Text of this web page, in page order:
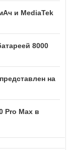
и MediaTek
8000
на
Pro Max в